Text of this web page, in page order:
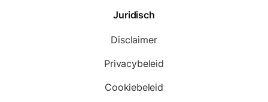
Juridisch
Disclaimer
Privacybeleid
Cookiebeleid